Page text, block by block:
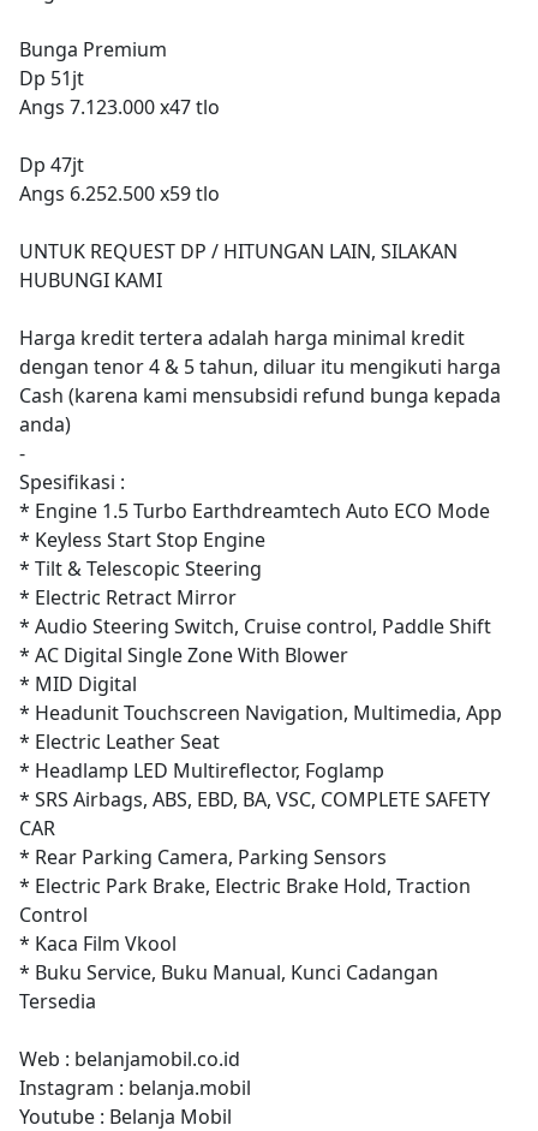
Bunga Premium
Dp 51jt
Angs 7.123.000 x47 tlo
Dp 47jt
Angs 6.252.500 x59 tlo
UNTUK REQUEST DP / HITUNGAN LAIN, SILAKAN
HUBUNGI KAMI
Harga kredit tertera adalah harga minimal kredit
dengan tenor 4 & 5 tahun, diluar itu mengikuti harga
Cash (karena kami mensubsidi refund bunga kepada
anda)
-
Spesifikasi :
* Engine 1.5 Turbo Earthdreamtech Auto ECO Mode
* Keyless Start Stop Engine
* Tilt & Telescopic Steering
* Electric Retract Mirror
* Audio Steering Switch, Cruise control, Paddle Shift
* AC Digital Single Zone With Blower
* MID Digital
* Headunit Touchscreen Navigation, Multimedia, App
* Electric Leather Seat
* Headlamp LED Multireflector, Foglamp
* SRS Airbags, ABS, EBD, BA, VSC, COMPLETE SAFETY
CAR
* Rear Parking Camera, Parking Sensors
* Electric Park Brake, Electric Brake Hold, Traction
Control
* Kaca Film Vkool
* Buku Service, Buku Manual, Kunci Cadangan
Tersedia
Web : belanjamobil.co.id
Instagram : belanja.mobil
Youtube : Belanja Mobil